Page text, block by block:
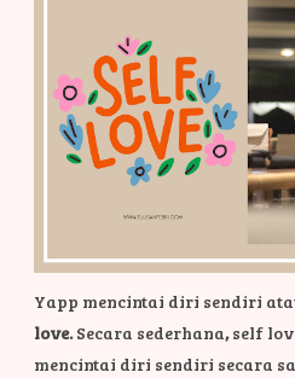
Yapp mencintai diri sendiri
love.Secara sederhana,self
mencintai diri sendiri secara